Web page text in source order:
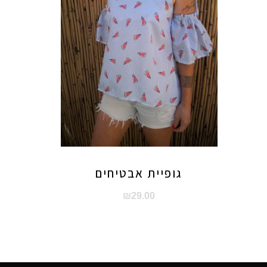
גופיית אבטיחים
₪29.00